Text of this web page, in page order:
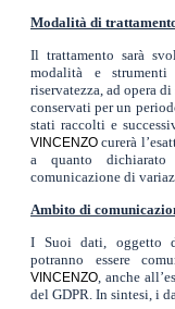
Modalità di
Il trattamento sarà
modalità e
riservatezza, ad opera
conservati per un
stati raccolti e
VINCENZOcurerà
a quanto dichiarato
comunicazione di
Ambito di
I Suoi dati, oggetto
potranno essere
VINCENZO, anche
del GDPR. In sintesi, i